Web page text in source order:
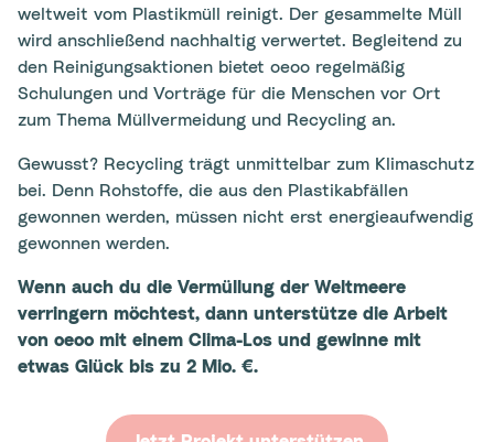
weltweit vom Plastikmüll reinigt. Der gesammelte Müll
wird anschließend nachhaltig verwertet. Begleitend zu
den Reinigungsaktionen bietet oeoo regelmäßig
Schulungen und Vorträge für die Menschen vor Ort
zum Thema Müllvermeidung und Recycling an.
Gewusst? Recycling trägt unmittelbar zum Klimaschutz
bei. Denn Rohstoffe, die aus den Plastikabfällen
gewonnen werden, müssen nicht erst energieaufwendig
gewonnen werden.
Wenn auch du die Vermüllung der Weltmeere
verringern möchtest, dann unterstütze die Arbeit
von oeoo mit einem Clima-Los und gewinne mit
etwas Glück bis zu 2 Mio. €.